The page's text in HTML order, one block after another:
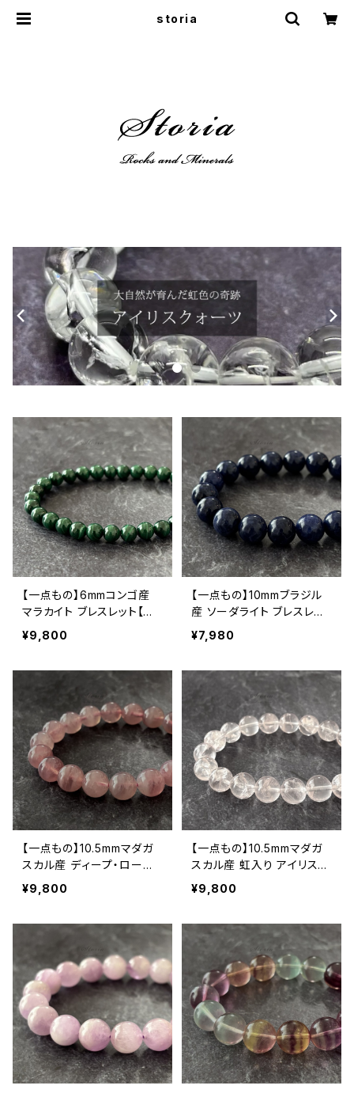
storia
【一点もの】6mmコンゴ産
マラカイト ブレスレット【鑑
別済み】
¥9,800
【一点もの】10mmブラジル
産 ソーダライト ブレスレッ
ト【鑑別済み】
¥7,980
【一点もの】10.5mmマダガ
スカル産 ディープ・ローズ
クォーツ ブレスレット【鑑別
済み】
¥9,800
【一点もの】10.5mmマダガ
スカル産 虹入り アイリスロ
ーズクォーツ ブレスレット
【鑑別済み】
¥9,800